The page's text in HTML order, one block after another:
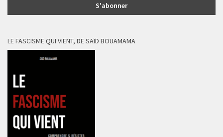
LE FASCISME QUI VIENT, DE SAÏD BOUAMAMA